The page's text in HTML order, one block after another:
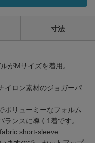
寸法
がMサイズを着用。
イロン素材のジョガーパ
ボリューミーなフォルム
ランスに導く1着です。
short-sleeve